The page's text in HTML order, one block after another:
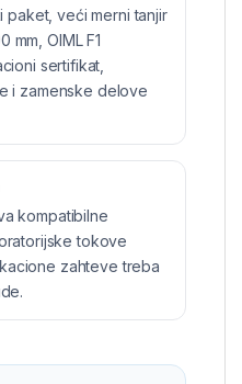
paket, veći merni tanjir
OIML F1
sertifikat,
i zamenske delove
kompatibilne
tokove
zahteve treba